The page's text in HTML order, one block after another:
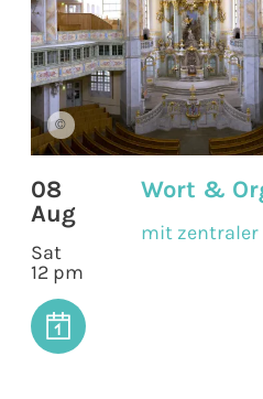
©
08
Aug
Sat
12 pm
Wort &
mit